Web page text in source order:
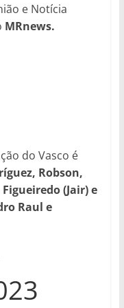
e Notícia
MRnews.
do Vasco é
Robson,
(Jair) e
Raul e